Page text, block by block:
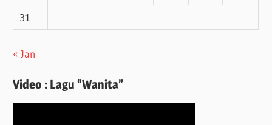
31
« Jan
Video : Lagu “Wanita”